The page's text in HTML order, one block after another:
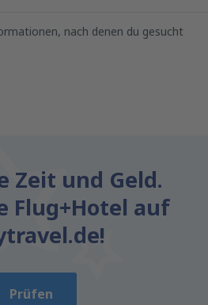
nach denen du gesucht
aus
Zeit und Geld.
Flug+Hotel auf
Prüfen